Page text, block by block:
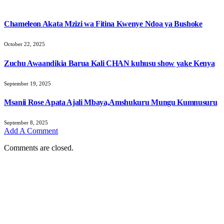
Chameleon Akata Mzizi wa Fitina Kwenye Ndoa ya Bushoke
October 22, 2025
Zuchu Awaandikia Barua Kali CHAN kuhusu show yake Kenya
September 19, 2025
Msanii Rose Apata Ajali Mbaya,Amshukuru Mungu Kumnusuru
September 8, 2025
Add A Comment
Comments are closed.